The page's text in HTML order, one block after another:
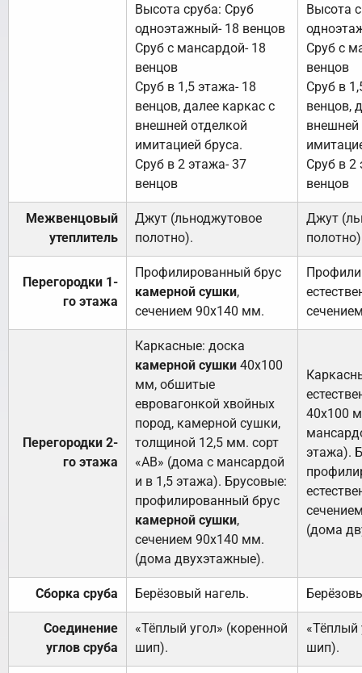
Высота сруба: Сруб
одноэтажный- 18 венцов
Сруб с мансардой- 18
венцов
Сруб в 1,5 этажа- 18
венцов, далее каркас с
внешней отделкой
имитацией бруса.
Сруб в 2 этажа- 37
венцов
Высота
Сруб с
венцов
Сруб в
венцов,
внешней
Сруб в 2
венцов
Межвенцовый
утеплитель
Джут (льноджутовое
полотно).
Джут
Перегородки 1-
го этажа
Профилированный брус
камерной сушки,
сечением 90х140 мм.
Перегородки 2-
го этажа
Каркасные: доска
камерной сушки 40х100
мм, обшитые
евровагонкой хвойных
пород, камерной сушки,
толщиной 12,5 мм. сорт
«АВ» (дома с мансардой
и в 1,5 этажа). Брусовые:
профилированный брус
камерной сушки,
сечением 90х140 мм.
(дома двухэтажные).
40х100
этажа).
(дома
Сборка сруба Берёзовый нагель.
Соединение
углов сруба
«Тёплый угол» (коренной
шип).
«Тёплый
шип).